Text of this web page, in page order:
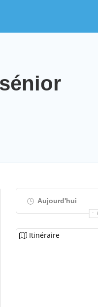
Aujourd'hui
Itinéraire